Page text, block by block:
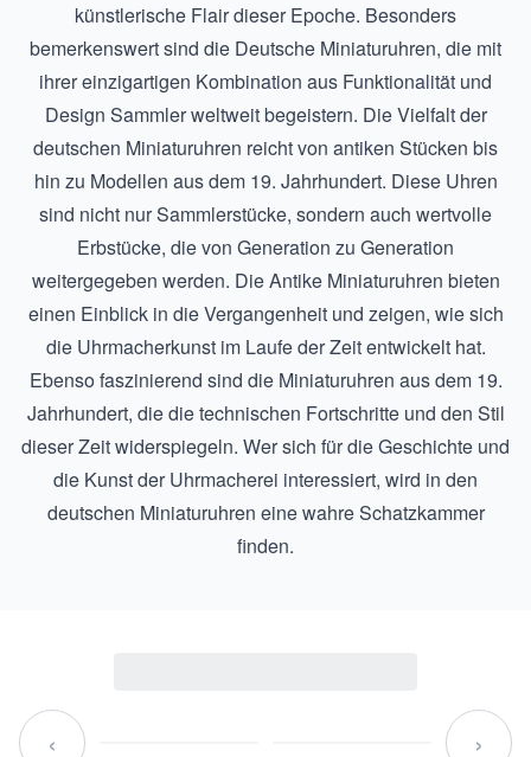
künstlerische Flair dieser Epoche. Besonders
bemerkenswert sind die Deutsche Miniaturuhren, die mit
ihrer einzigartigen Kombination aus Funktionalität und
Design Sammler weltweit begeistern. Die Vielfalt der
deutschen Miniaturuhren reicht von antiken Stücken bis
hin zu Modellen aus dem 19. Jahrhundert. Diese Uhren
sind nicht nur Sammlerstücke, sondern auch wertvolle
Erbstücke, die von Generation zu Generation
weitergegeben werden. DieAntike Miniaturuhren bieten
einen Einblick in die Vergangenheit und zeigen, wie sich
die Uhrmacherkunst im Laufe der Zeit entwickelt hat.
Ebenso faszinierend sind die Miniaturuhren aus dem 19.
Jahrhundert, die die technischen Fortschritte und den Stil
dieser Zeit widerspiegeln. Wer sich für die Geschichte und
die Kunst der Uhrmacherei interessiert, wird in den
deutschen Miniaturuhren eine wahre Schatzkammer
finden.
‹ ›